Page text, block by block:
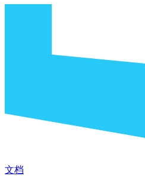
文档